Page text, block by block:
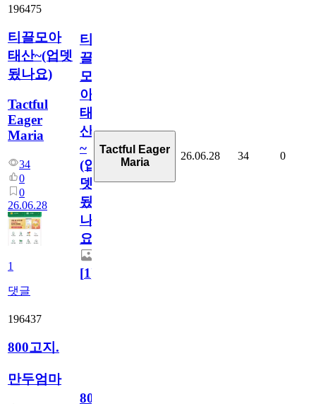
196475
티끌모아
태산~(업뎃
됬나요)
Tactful
Eager
Maria
34
0
0
26.06.28
1
댓글
티
끌
모
아
태
산
~
(업
뎃
됬
나
요)
[1]
Tactful Eager
Maria
26.06.28 34 0
196437
800고지.
만두엄마
800